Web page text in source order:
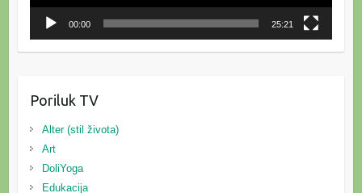
00:00 25:21
Poriluk TV
Alter (stil života)
Art
DoliYoga
Edukacija